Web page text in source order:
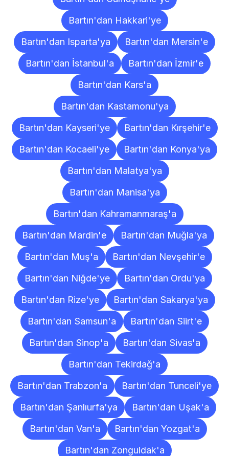
Bartın'dan Hakkari'ye
Bartın'dan Isparta'ya
Bartın'dan Mersin'e
Bartın'dan İstanbul'a
Bartın'dan İzmir'e
Bartın'dan Kars'a
Bartın'dan Kastamonu'ya
Bartın'dan Kayseri'ye
Bartın'dan Kırşehir'e
Bartın'dan Kocaeli'ye
Bartın'dan Konya'ya
Bartın'dan Malatya'ya
Bartın'dan Manisa'ya
Bartın'dan Kahramanmaraş'a
Bartın'dan Mardin'e
Bartın'dan Muğla'ya
Bartın'dan Muş'a
Bartın'dan Nevşehir'e
Bartın'dan Niğde'ye
Bartın'dan Ordu'ya
Bartın'dan Rize'ye
Bartın'dan Sakarya'ya
Bartın'dan Samsun'a
Bartın'dan Siirt'e
Bartın'dan Sinop'a
Bartın'dan Sivas'a
Bartın'dan Tekirdağ'a
Bartın'dan Trabzon'a
Bartın'dan Tunceli'ye
Bartın'dan Şanlıurfa'ya
Bartın'dan Uşak'a
Bartın'dan Van'a
Bartın'dan Yozgat'a
Bartın'dan Zonguldak'a